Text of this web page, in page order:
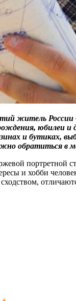
житель
юбилеи
и бутиках,
обратиться в
портретной
и хобби